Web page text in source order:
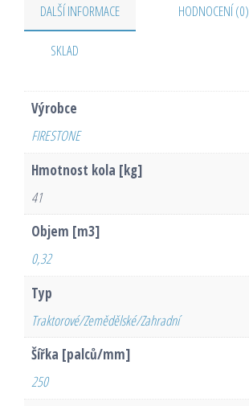
DALŠÍ INFORMACE HODNOCENÍ (0)
SKLAD
Výrobce
FIRESTONE
Hmotnost kola [kg]
41
Objem [m3]
0,32
Typ
Traktorové/Zemědělské/Zahradní
Šířka [palců/mm]
250